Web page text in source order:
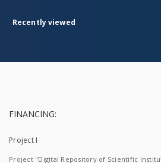
Recently viewed
FINANCING:
Project I
Project "Digital Repository of Scientific